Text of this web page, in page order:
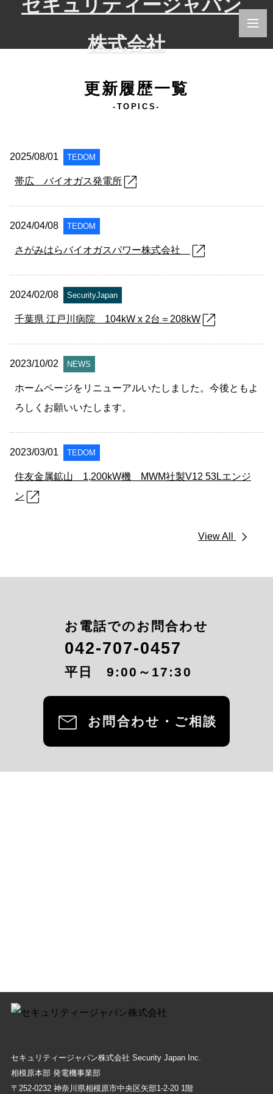
更新履歴一覧
-TOPICS-
2025/08/01 TEDOM
帯広 バイオガス発電所open_in_new
2024/04/08 TEDOM
さがみはらバイオガスパワー株式会社 open_in_new
2024/02/08 SecurityJapan
千葉県 江戸川病院 104kW x 2台＝208kWopen_in_new
2023/10/02 NEWS
ホームページをリニューアルいたしました。今後ともよ
ろしくお願いいたします。
2023/03/01 TEDOM
住友金属鉱山 1,200kW機 MWM社製V12 53Lエンジ
ン open_in_new
View All chevron_right
お電話でのお問合わせ
042-707-0457
平日 9:00～17:30
mail お問合わせ・ご相談
セキュリティージャパン株式会社 Security Japan Inc.
相模原本部 発電機事業部
〒252-0232 神奈川県相模原市中央区⽮部1-2-20 1階